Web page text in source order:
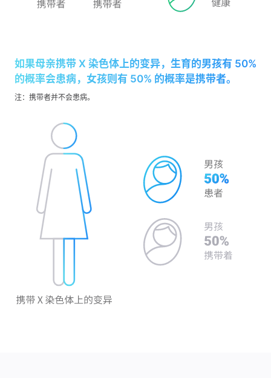
如果母亲携带 X 染色体上的变异，生育的男孩有 50%
的概率会患病，女孩则有 50% 的概率是携带者。
注：携带者并不会患病。